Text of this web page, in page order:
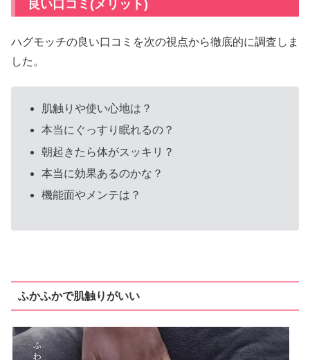
良い口コミ(メリット)
ハグモッチの良い口コミを次の視点から徹底的に調査しま
した。
肌触りや使い心地は？
本当にぐっすり眠れるの？
朝起きたら体がスッキリ？
本当に効果あるのかな？
機能面やメンテは？
ふかふかで肌触りがいい